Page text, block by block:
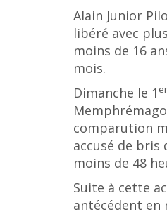
Alain Junior
libéré avec
moins de 16
mois.
Dimanche le 1 er
comparution
accusé de bris
moins de 48
Suite à cette
antécédent en